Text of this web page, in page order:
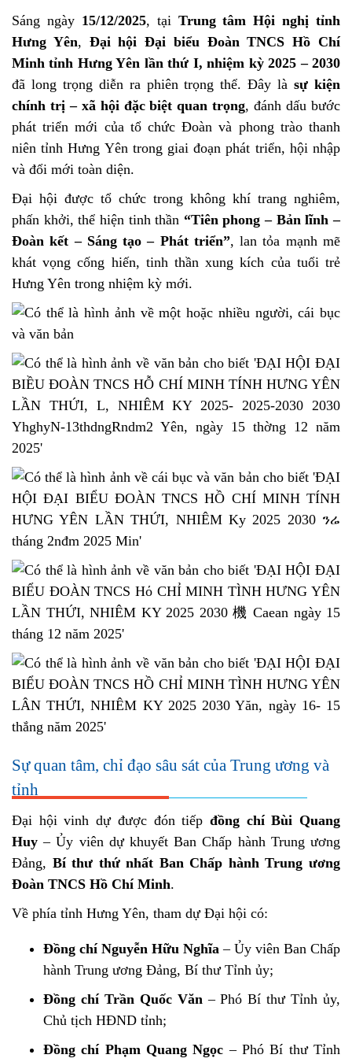
Sáng ngày 15/12/2025, tại Trung tâm Hội nghị tỉnh
Hưng Yên, Đại hội Đại biểu Đoàn TNCS Hồ Chí
Minh tỉnh Hưng Yên lần thứ I, nhiệm kỳ 2025 – 2030
đã long trọng diễn ra phiên trọng thể. Đây làsự kiện
chính trị – xã hội đặc biệt quan trọng, đánh dấu bước
phát triển mới của tổ chức Đoàn và phong trào thanh
niên tỉnh Hưng Yên trong giai đoạn phát triển, hội nhập
và đổi mới toàn diện.
Đại hội được tổ chức trong không khí trang nghiêm,
phấn khởi, thể hiện tinh thần “Tiên phong – Bản lĩnh –
Đoàn kết – Sáng tạo – Phát triển”, lan tỏa mạnh mẽ
khát vọng cống hiến, tinh thần xung kích của tuổi trẻ
Hưng Yên trong nhiệm kỳ mới.
Sự quan tâm, chỉ đạo sâu sát của Trung ương và
tỉnh
Đại hội vinh dự được đón tiếp đồng chí Bùi Quang
Huy – Ủy viên dự khuyết Ban Chấp hành Trung ương
Đảng, Bí thư thứ nhất Ban Chấp hành Trung ương
Đoàn TNCS Hồ Chí Minh.
Về phía tỉnh Hưng Yên, tham dự Đại hội có:
Đồng chí Nguyễn Hữu Nghĩa – Ủy viên Ban Chấp
hành Trung ương Đảng, Bí thư Tỉnh ủy;
Đồng chí Trần Quốc Văn– Phó Bí thư Tỉnh ủy,
Chủ tịch HĐND tỉnh;
Đồng chí Phạm Quang Ngọc – Phó Bí thư Tỉnh